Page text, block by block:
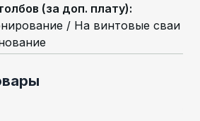
(за доп. плату):
/ На винтовые сваи